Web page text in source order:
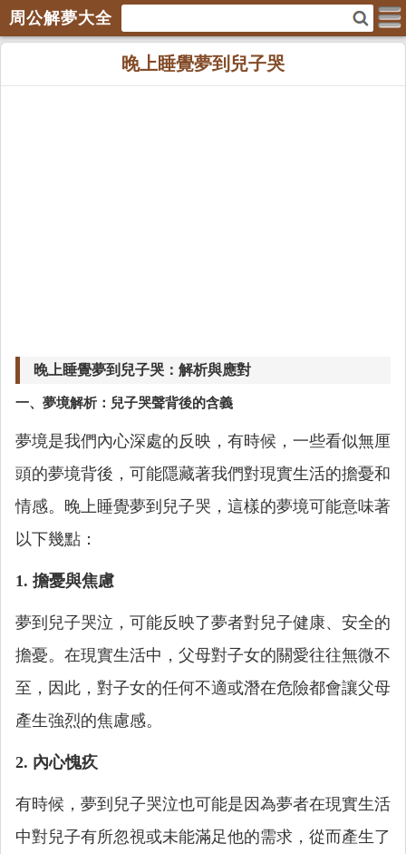
周公解夢大全
晚上睡覺夢到兒子哭
晚上睡覺夢到兒子哭：解析與應對
一、夢境解析：兒子哭聲背後的含義
夢境是我們內心深處的反映，有時候，一些看似無厘
頭的夢境背後，可能隱藏著我們對現實生活的擔憂和
情感。晚上睡覺夢到兒子哭，這樣的夢境可能意味著
以下幾點：
1. 擔憂與焦慮
夢到兒子哭泣，可能反映了夢者對兒子健康、安全的
擔憂。在現實生活中，父母對子女的關愛往往無微不
至，因此，對子女的任何不適或潛在危險都會讓父母
產生強烈的焦慮感。
2. 內心愧疚
有時候，夢到兒子哭泣也可能是因為夢者在現實生活
中對兒子有所忽視或未能滿足他的需求，從而產生了